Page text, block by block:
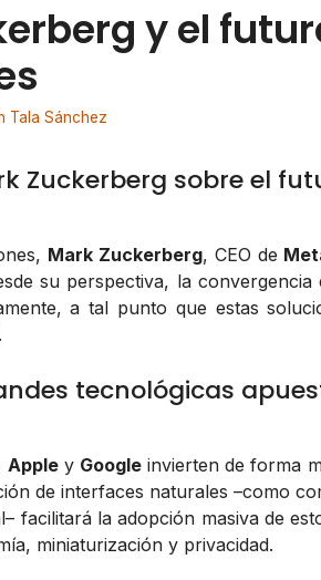
y el
Tala Sánchez
Zuckerberg sobre el
Mark Zuckerberg, CEO de
su perspectiva, la convergencia
a tal punto que estas
tecnológicas
Appley Googleinvierten de forma
de interfaces naturales –como
facilitará la adopción masiva de
miniaturización y privacidad.